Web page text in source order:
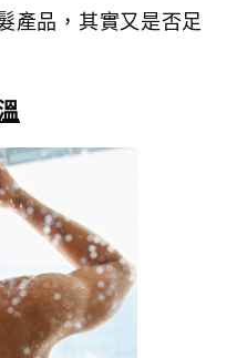
產品，其實又是否足